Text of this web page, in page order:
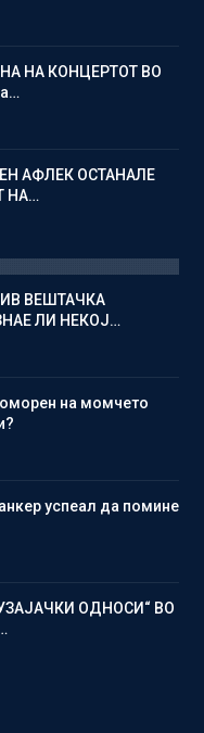
НА КОНЦЕРТОТ ВО
АФЛЕК ОСТАНАЛЕ
НА…
ВЕШТАЧКА
ЛИ НЕКОЈ…
на момчето
успеал да помине
ОДНОСИ“ ВО